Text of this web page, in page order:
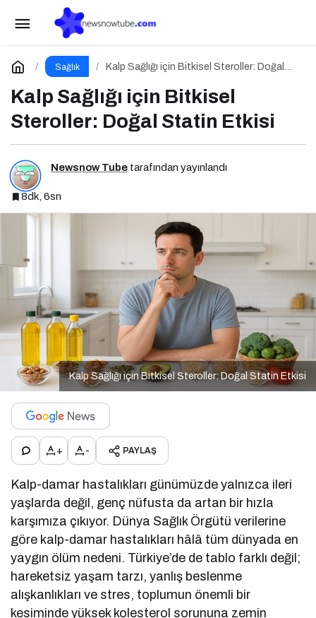
Sağlık
Kalp Sağlığı için Bitkisel Steroller: Doğal
Kalp Sağlığı için Bitkisel
Steroller: Doğal Statin Etkisi
Newsnow Tube tarafından yayınlandı
8dk, 6sn
Kalp Sağlığı için Bitkisel Steroller: Doğal Statin Etkisi
+ - PAYLAŞ
Kalp-damar hastalıkları günümüzde yalnızca ileri
yaşlarda değil, genç nüfusta da artan bir hızla
karşımıza çıkıyor. Dünya Sağlık Örgütü verilerine
göre kalp-damar hastalıkları hâlâ tüm dünyada en
yaygın ölüm nedeni. Türkiye’de de tablo farklı değil;
hareketsiz yaşam tarzı, yanlış beslenme
alışkanlıkları ve stres, toplumun önemli bir
kesiminde yüksek kolesterol sorununa zemin
Ders Çalışırken Nasıl Beslenmeliyiz?
Yorum Yap